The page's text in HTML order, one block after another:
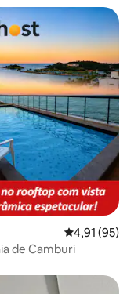
4,91 (95)
de Camburi